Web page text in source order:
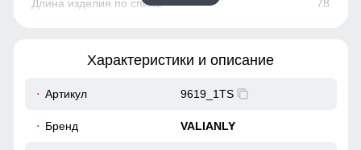
78
Характеристики и описание
Артикул 9619_1TS
Бренд VALIANLY